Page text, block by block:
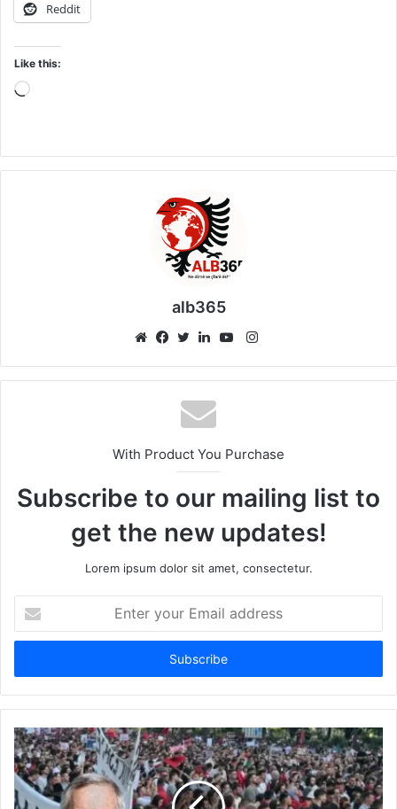
Reddit
Like this:
Loading…
alb365
Instagram
With Product You Purchase
Subscribe to our mailing list to
get the new updates!
Lorem ipsum dolor sit amet, consectetur.
your
Email